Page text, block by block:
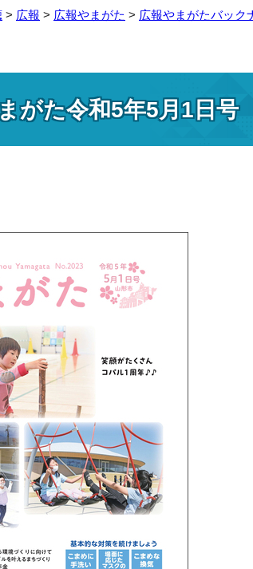
> 広報 > 広報やまがた > 広報やまがたバック
がた令和5年5月1日号